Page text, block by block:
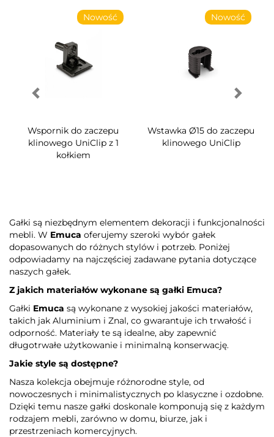
Nowość
Wspornik do zaczepu
klinowego UniClip z 1
kołkiem
Nowość
Wstawka Ø15 do zaczepu
klinowego UniClip
Gałki są niezbędnym elementem dekoracji i funkcjonalności
mebli. W Emuca oferujemy szeroki wybór gałek
dopasowanych do różnych stylów i potrzeb. Poniżej
odpowiadamy na najczęściej zadawane pytania dotyczące
naszych gałek.
Z jakich materiałów wykonane są gałki Emuca?
Gałki Emuca są wykonane z wysokiej jakości materiałów,
takich jak Aluminium i Znal, co gwarantuje ich trwałość i
odporność. Materiały te są idealne, aby zapewnić
długotrwałe użytkowanie i minimalną konserwację.
Jakie style są dostępne?
Nasza kolekcja obejmuje różnorodne style, od
nowoczesnych i minimalistycznych po klasyczne i ozdobne.
Dzięki temu nasze gałki doskonale komponują się z każdym
rodzajem mebli, zarówno w domu, biurze, jak i
przestrzeniach komercyjnych.